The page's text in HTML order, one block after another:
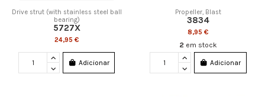
Drive strut (with stainless steel ball
bearing)
5727X
24,95 €
Adicionar
Propeller, Blast
3834
8,95 €
2 em stock
Adicionar